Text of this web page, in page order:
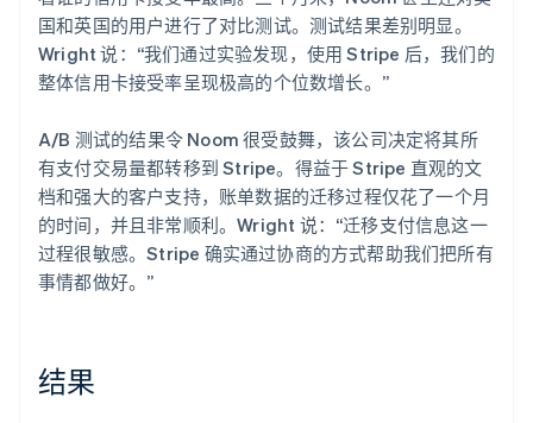
国和英国的用户进行了对比测试。测试结果差别明显。
Wright 说：“我们通过实验发现，使用 Stripe 后，我们的
整体信用卡接受率呈现极高的个位数增长。”
A/B 测试的结果令 Noom 很受鼓舞，该公司决定将其所
有支付交易量都转移到 Stripe。得益于 Stripe 直观的文
档和强大的客户支持，账单数据的迁移过程仅花了一个月
的时间，并且非常顺利。Wright 说：“迁移支付信息这一
过程很敏感。Stripe 确实通过协商的方式帮助我们把所有
事情都做好。”
结果